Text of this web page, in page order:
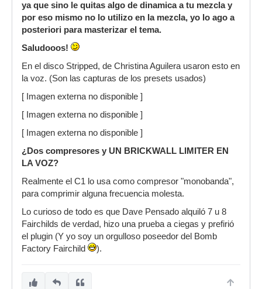
ya que sino le quitas algo de dinamica a tu mezcla y
por eso mismo no lo utilizo en la mezcla, yo lo ago a
posteriori para masterizar el tema.
Saludooos!
En el disco Stripped, de Christina Aguilera usaron esto en
la voz. (Son las capturas de los presets usados)
[ Imagen externa no disponible ]
[ Imagen externa no disponible ]
[ Imagen externa no disponible ]
¿Dos compresores y UN BRICKWALL LIMITER EN
LA VOZ?
Realmente el C1 lo usa como compresor "monobanda",
para comprimir alguna frecuencia molesta.
Lo curioso de todo es que Dave Pensado alquiló 7 u 8
Fairchilds de verdad, hizo una prueba a ciegas y prefirió
el plugin (Y yo soy un orgulloso poseedor del Bomb
Factory Fairchild
).